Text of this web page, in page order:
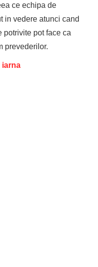
ce echipa de
in vedere atunci cand
potrivite pot face ca
prevederilor.
iarna